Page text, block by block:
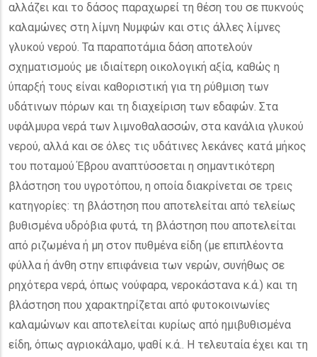
αλλάζει και το δάσος παραχωρεί τη θέση του σε πυκνούς
καλαμώνες στη λίμνη Νυμφών και στις άλλες λίμνες
γλυκού νερού. Τα παραποτάμια δάση αποτελούν
σχηματισμούς με ιδιαίτερη οικολογική αξία, καθώς η
ύπαρξή τους είναι καθοριστική για τη ρύθμιση των
υδάτινων πόρων και τη διαχείριση των εδαφών. Στα
υφάλμυρα νερά των λιμνοθαλασσών, στα κανάλια γλυκού
νερού, αλλά και σε όλες τις υδάτινες λεκάνες κατά μήκος
του ποταμού Έβρου αναπτύσσεται η σημαντικότερη
βλάστηση του υγροτόπου, η οποία διακρίνεται σε τρεις
κατηγορίες: τη βλάστηση που αποτελείται από τελείως
βυθισμένα υδρόβια φυτά, τη βλάστηση που αποτελείται
από ριζωμένα ή μη στον πυθμένα είδη (με επιπλέοντα
φύλλα ή άνθη στην επιφάνεια των νερών, συνήθως σε
ρηχότερα νερά, όπως νούφαρα, νεροκάστανα κ.ά.) και τη
βλάστηση που χαρακτηρίζεται από φυτοκοινωνίες
καλαμώνων και αποτελείται κυρίως από ημιβυθισμένα
είδη, όπως αγριοκάλαμο, ψαθί κ.ά.. Η τελευταία έχει και τη